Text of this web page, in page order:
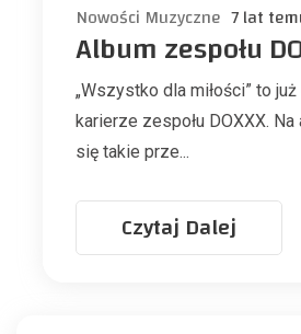
Nowości Muzyczne 7 lat
„Wszystko dla miłości” to
karierze zespołu DOXXX.
się takie prze...
Czytaj Dalej